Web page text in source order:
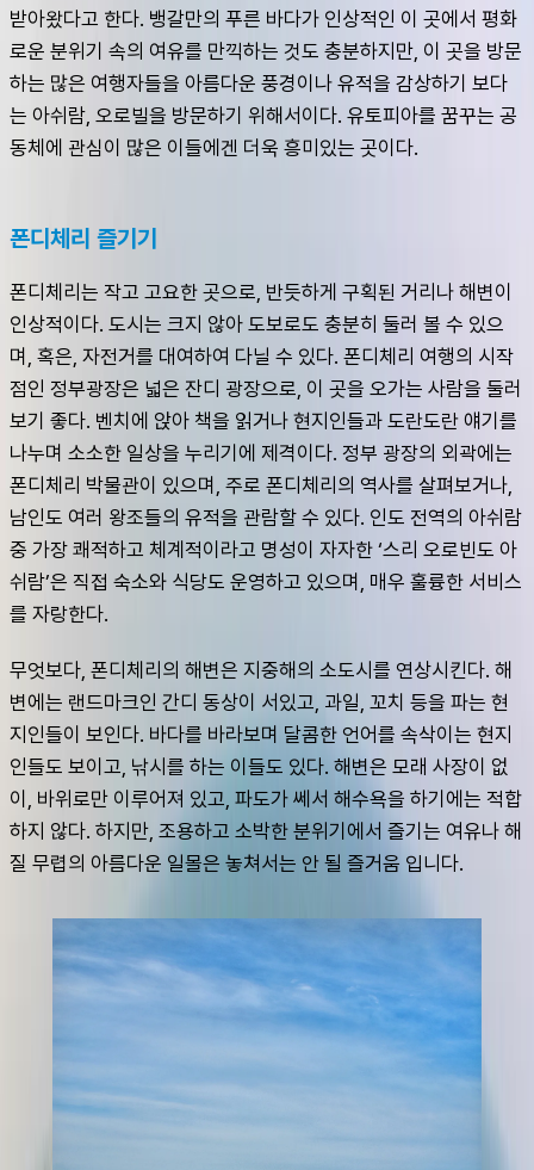
받아왔다고 한다. 뱅갈만의 푸른 바다가 인상적인 이 곳에서 평화
로운 분위기 속의 여유를 만끽하는 것도 충분하지만, 이 곳을 방문
하는 많은 여행자들을 아름다운 풍경이나 유적을 감상하기 보다
는 아쉬람, 오로빌을 방문하기 위해서이다. 유토피아를 꿈꾸는 공
동체에 관심이 많은 이들에겐 더욱 흥미있는 곳이다.
폰디체리 즐기기
폰디체리는 작고 고요한 곳으로, 반듯하게 구획된 거리나 해변이
인상적이다. 도시는 크지 않아 도보로도 충분히 둘러 볼 수 있으
며, 혹은, 자전거를 대여하여 다닐 수 있다. 폰디체리 여행의 시작
점인 정부광장은 넓은 잔디 광장으로, 이 곳을 오가는 사람을 둘러
보기 좋다. 벤치에 앉아 책을 읽거나 현지인들과 도란도란 얘기를
나누며 소소한 일상을 누리기에 제격이다. 정부 광장의 외곽에는
폰디체리 박물관이 있으며, 주로 폰디체리의 역사를 살펴보거나,
남인도 여러 왕조들의 유적을 관람할 수 있다. 인도 전역의 아쉬람
중 가장 쾌적하고 체계적이라고 명성이 자자한 ‘스리 오로빈도 아
쉬람’은 직접 숙소와 식당도 운영하고 있으며, 매우 훌륭한 서비스
를 자랑한다.
무엇보다, 폰디체리의 해변은 지중해의 소도시를 연상시킨다. 해
변에는 랜드마크인 간디 동상이 서있고, 과일, 꼬치 등을 파는 현
지인들이 보인다. 바다를 바라보며 달콤한 언어를 속삭이는 현지
인들도 보이고, 낚시를 하는 이들도 있다. 해변은 모래 사장이 없
이, 바위로만 이루어져 있고, 파도가 쎄서 해수욕을 하기에는 적합
하지 않다. 하지만, 조용하고 소박한 분위기에서 즐기는 여유나 해
질 무렵의 아름다운 일몰은 놓쳐서는 안 될 즐거움 입니다.